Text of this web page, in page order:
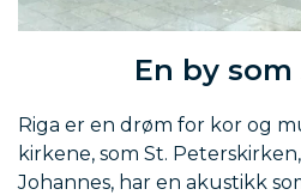
En by
Riga er en drøm for kor og
kirkene, som St.
Johannes, har en akustikk